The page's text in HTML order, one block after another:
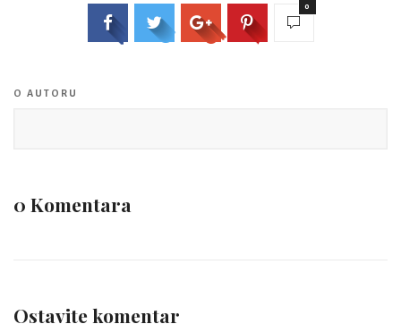
0
O AUTORU
0 Komentara
Ostavite komentar